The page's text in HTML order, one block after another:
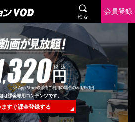
検索
会員登録
は課金専用コンテンツです。
ますぐ課金登録する